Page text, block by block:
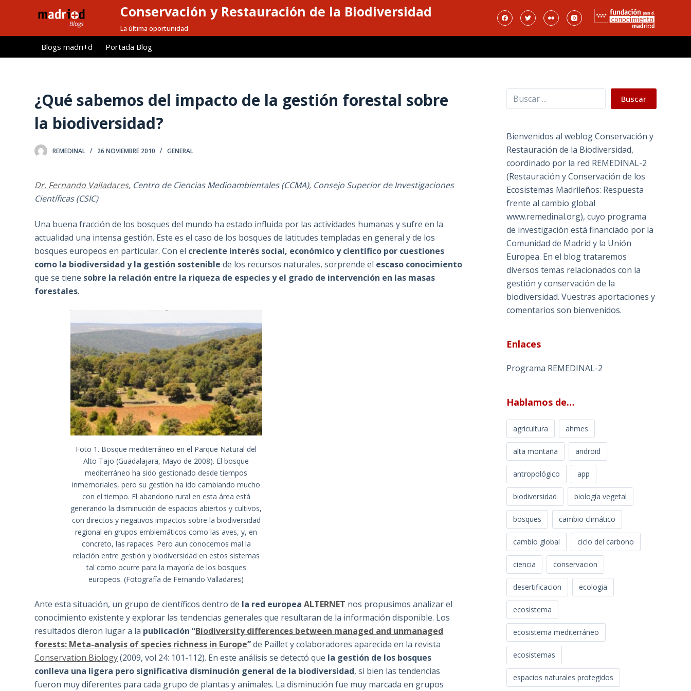
l
Conservación y Restauración de la Biodiversidad
La última oportunidad
Blogs madri+d Portada Blog
¿Qué sabemos del impacto de la gestión forestal sobre
la biodiversidad?
REMEDINAL 26 NOVIEMBRE 2010 GENERAL
Dr. Fernando Valladares, Centro de Ciencias Medioambientales (CCMA), Consejo Superior de Investigaciones
Científicas (CSIC)
Una buena fracción de los bosques del mundo ha estado influida por las actividades humanas y sufre en la
actualidad una intensa gestión. Este es el caso de los bosques de latitudes templadas en general y de los
bosques europeos en particular. Con el creciente interés social, económico y científico por cuestiones
como la biodiversidad y la gestión sostenible de los recursos naturales, sorprende el escaso conocimiento
que se tiene sobre la relación entre la riqueza de especies y el grado de intervención en las masas
forestales.
Foto 1. Bosque mediterráneo en el Parque Natural del
Alto Tajo (Guadalajara, Mayo de 2008). El bosque
mediterráneo ha sido gestionado desde tiempos
inmemoriales, pero su gestión ha ido cambiando mucho
con el tiempo. El abandono rural en esta área está
generando la disminución de espacios abiertos y cultivos,
con directos y negativos impactos sobre la biodiversidad
regional en grupos emblemáticos como las aves, y, en
concreto, las rapaces. Pero aun conocemos mal la
relación entre gestión y biodiversidad en estos sistemas
tal como ocurre para la mayoría de los bosques
europeos. (Fotografía de Fernando Valladares)
Ante esta situación, un grupo de científicos dentro de la red europeaALTERNET nos propusimos analizar el
conocimiento existente y explorar las tendencias generales que resultaran de la información disponible. Los
resultados dieron lugar a la publicación “Biodiversity differences between managed and unmanaged
forests: Meta-analysis of species richness in Europe”de Paillet y colaboradores aparecida en la revista
Conservation Biology(2009, vol 24: 101-112). En este análisis se detectó que la gestión de los bosques
conlleva una ligera pero significativa disminución general de la biodiversidad, si bien las tendencias
fueron muy diferentes para cada grupo de plantas y animales. La disminución fue muy marcada en grupos
Buscar Buscar
Bienvenidos al weblog Conservación y
Restauración de la Biodiversidad,
coordinado por la red REMEDINAL-2
(Restauración y Conservación de los
Ecosistemas Madrileños: Respuesta
frente al cambio global
www.remedinal.org), cuyo programa
de investigación está financiado por la
Comunidad de Madrid y la Unión
Europea. En el blog trataremos
diversos temas relacionados con la
gestión y conservación de la
biodiversidad. Vuestras aportaciones y
comentarios son bienvenidos.
Enlaces
Programa REMEDINAL-2
Hablamos de…
agricultura ahmes
alta montaña android
antropológico app
biodiversidad biología vegetal
bosques cambio climático
cambio global ciclo del carbono
ciencia conservacion
desertificacion ecologia
ecosistema
ecosistema mediterráneo
ecosistemas
espacios naturales protegidos